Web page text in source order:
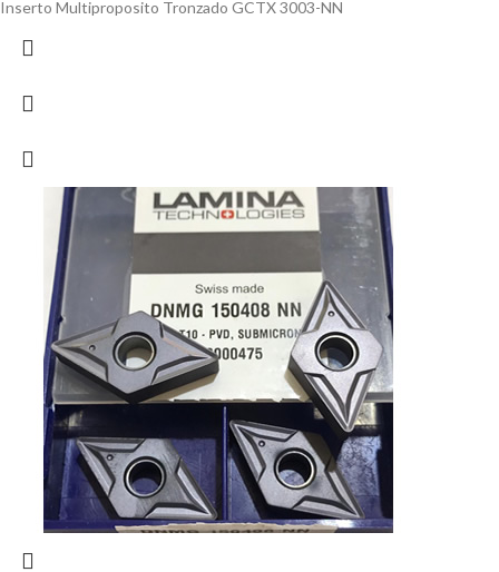
Inserto Multiproposito Tronzado GCTX 3003-NN